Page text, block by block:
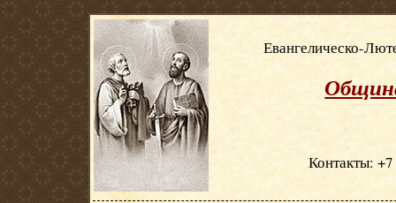
Евангелическо-
Контакты: +7